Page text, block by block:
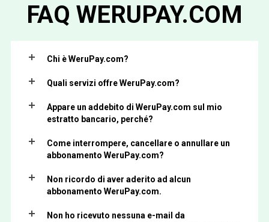
FAQ WERUPAY.COM
Chi è WeruPay.com?
Quali servizi offre WeruPay.com?
Appare un addebito di WeruPay.com sul mio
estratto bancario, perché?
Come interrompere, cancellare o annullare un
abbonamento WeruPay.com?
Non ricordo di aver aderito ad alcun
abbonamento WeruPay.com.
Non ho ricevuto nessuna e-mail da